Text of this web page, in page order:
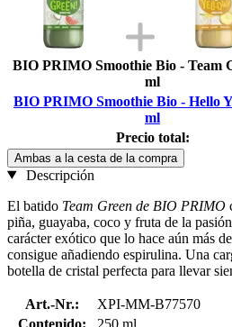
BIO PRIMO Smoothie Bio - Team
ml
BIO PRIMO Smoothie Bio - Hello
ml
Precio total:
Ambas a la cesta de la compra
Descripción
El batido Team Green de BIO PRIMO
piña, guayaba, coco y fruta de la
carácter exótico que lo hace aún más
consigue añadiendo espirulina. Una
botella de cristal perfecta para llevar
Art.-Nr.:
XPI-MM-B77570
Contenido:
250 ml